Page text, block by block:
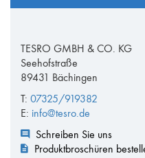
TESRO GMBH & CO. KG
Seehofstraße
89431 Bächingen
T: 07325/919382
E: info@tesro.de
Schreiben Sie uns
Produktbroschüren